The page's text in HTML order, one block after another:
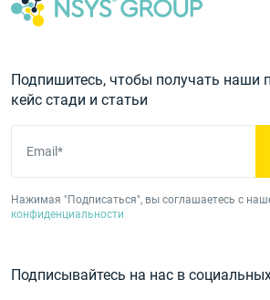
Подпишитесь, чтобы получать наши
кейс стади и статьи
Email*
Нажимая "Подписаться", вы соглашаетесь с
конфиденциальности
Подписывайтесь на нас в